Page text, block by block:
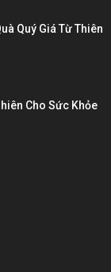
Quý Giá Từ Thiên
Cho Sức Khỏe